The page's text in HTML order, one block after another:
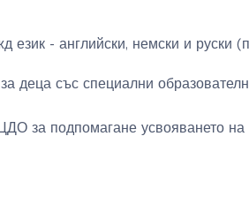
език - английски, немски и руски
деца със специални
за подпомагане усвояването на